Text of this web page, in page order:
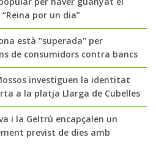
por un dia”
està "superada" per
de consumidors contra bancs
investiguen la identitat
a la platja Llarga de Cubelles
i la Geltrú encapçalen un
previst de dies amb